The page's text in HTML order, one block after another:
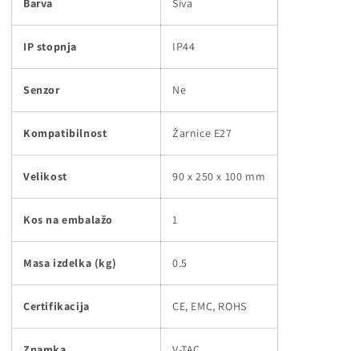
Barva Siva
IP stopnja IP44
Senzor Ne
Kompatibilnost Žarnice E27
Velikost 90 x 250 x 100 mm
Kos na embalažo 1
Masa izdelka (kg) 0.5
Certifikacija CE, EMC, ROHS